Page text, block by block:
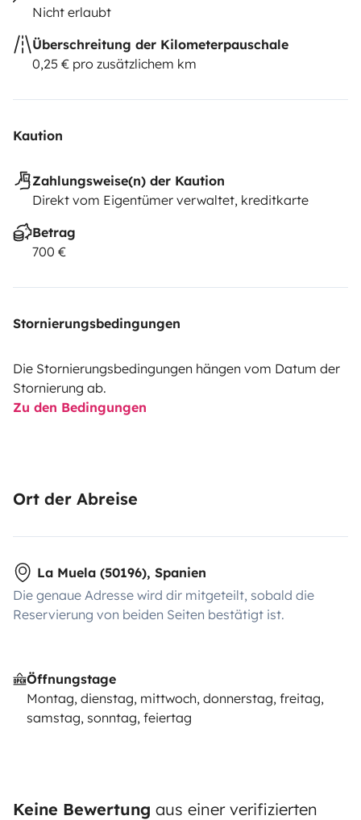
Nicht erlaubt
Überschreitung der Kilometerpauschale
0,25 € pro zusätzlichem km
Kaution
Zahlungsweise(n) der Kaution
Direkt vom Eigentümer verwaltet, kreditkarte
Betrag
700 €
Stornierungsbedingungen
Die Stornierungsbedingungen hängen vom Datum der
Stornierung ab.
Zu den Bedingungen
Ort der Abreise
La Muela (50196), Spanien
Die genaue Adresse wird dir mitgeteilt, sobald die
Reservierung von beiden Seiten bestätigt ist.
Öffnungstage
Montag, dienstag, mittwoch, donnerstag, freitag,
samstag, sonntag, feiertag
Keine Bewertung aus einer verifizierten